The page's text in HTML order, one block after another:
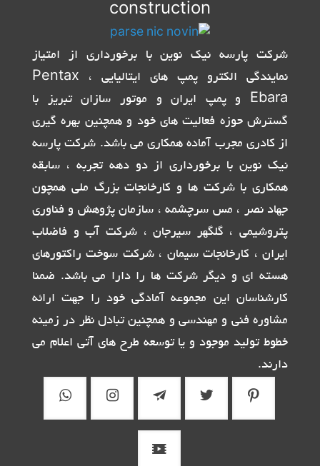
construction
شرکت پارسه نیک نوین با برخورداری از امتیاز
نمایندگی الکترو پمپ های ایتالیایی Pentax ،
Ebara و پمپ ایران و موتور سازان تبریز با
گسترش حوزه فعالیت های خود و همچنین بهره گیری
از کادری مجرب آماده همکاری می باشد. شرکت پارسه
نیک نوین با برخورداری از دو دهه تجربه ، سابقه
همکاری با شرکت ها و کارخانجات بزرگ ملی همچون
جهاد نصر ، مس سرچشمه ، سازمان پژوهش و فناوری
پتروشیمی ، گلگهر سیرجان ، شرکت آب و فاضلاب
ایران ، کارخانجات سیمان ، شرکت سوخت راکتورهای
هسته ای و دیگر شرکت ها را دارا می باشد. ضمنا
کارشناسان این مجموعه آمادگی خود را جهت ارائه
مشاوره فنی و مهندسی و همچنین تبادل نظر در زمینه
خطوط تولید موجود و یا توسعه طرح های آتی اعلام می
دارند.